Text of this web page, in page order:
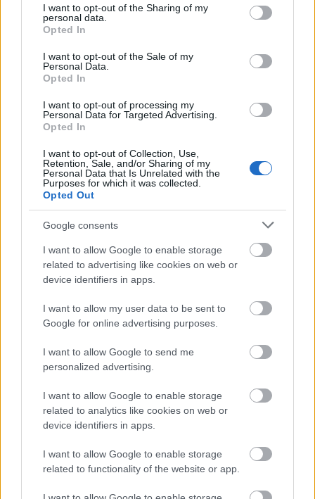
not limited to your visit or usage behaviour. You may click to
grant or deny consent to Google and its third-party tags to
use your data for below specified purposes in below Google
consent section.
I want to opt-out of the Sharing of my
personal data.
Opted In
I want to opt-out of the Sale of my
Personal Data.
Opted In
I want to opt-out of processing my
Personal Data for Targeted Advertising.
Opted In
I want to opt-out of Collection, Use,
Retention, Sale, and/or Sharing of my
Personal Data that Is Unrelated with the
Purposes for which it was collected.
Opted Out
Google consents
I want to allow Google to enable storage
related to advertising like cookies on web or
device identifiers in apps.
I want to allow my user data to be sent to
Google for online advertising purposes.
I want to allow Google to send me
personalized advertising.
I want to allow Google to enable storage
related to analytics like cookies on web or
device identifiers in apps.
I want to allow Google to enable storage
related to functionality of the website or app.
szóvivő.
Nagy-Britannia BBC Botrány Pedofília Lavór
SZAVAKKAL FESTENI
ETNOFON AZ I. ONIFESZT-EN
VECSEI H. MIKLÓS A ZSÁMBÉKI NYÁRI